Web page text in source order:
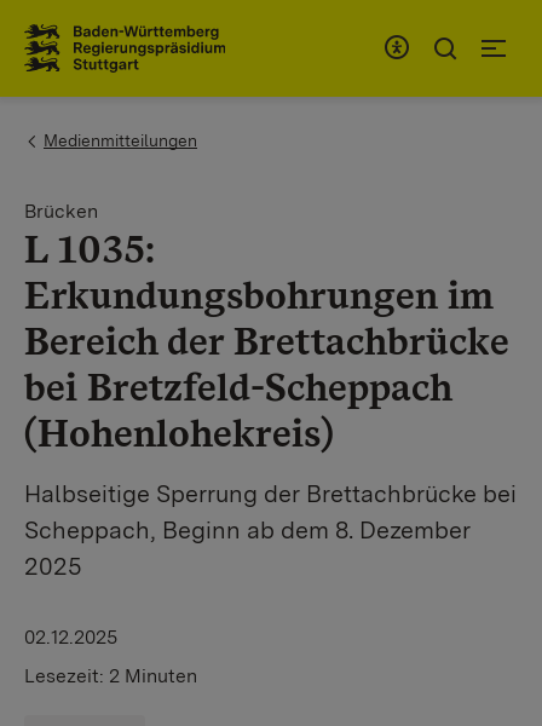
You are here:
Medienmitteilungen
Brücken
L 1035:
Erkundungsbohrungen im
Bereich der Brettachbrücke
bei Bretzfeld-Scheppach
(Hohenlohekreis)
Halbseitige Sperrung der Brettachbrücke bei
Scheppach, Beginn ab dem 8. Dezember
2025
02.12.2025
Lesezeit: 2 Minuten